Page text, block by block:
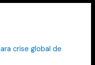
crise global de